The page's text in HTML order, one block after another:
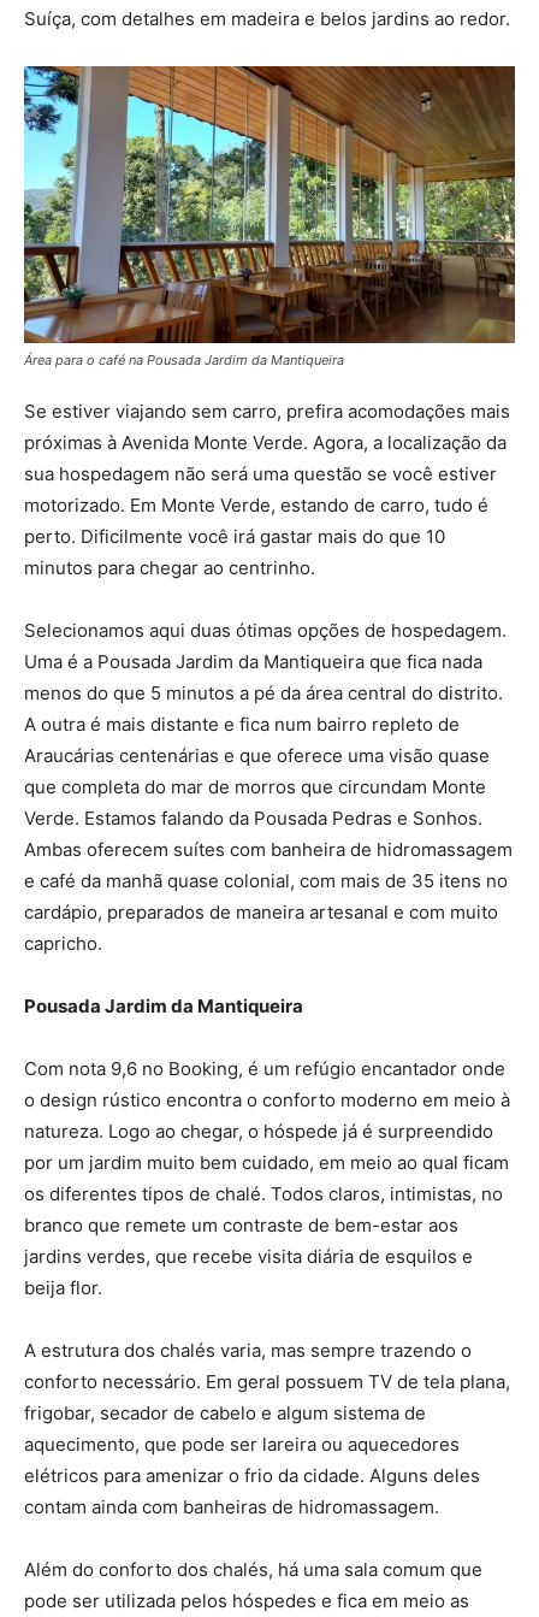
Suíça, com detalhes em madeira e belos jardins ao redor.
Área para o café na Pousada Jardim da Mantiqueira
Se estiver viajando sem carro, prefira acomodações mais
próximas à Avenida Monte Verde. Agora, a localização da
sua hospedagem não será uma questão se você estiver
motorizado. Em Monte Verde, estando de carro, tudo é
perto. Dificilmente você irá gastar mais do que 10
minutos para chegar ao centrinho.
Selecionamos aqui duas ótimas opções de hospedagem.
Uma é a Pousada Jardim da Mantiqueira que fica nada
menos do que 5 minutos a pé da área central do distrito.
A outra é mais distante e fica num bairro repleto de
Araucárias centenárias e que oferece uma visão quase
que completa do mar de morros que circundam Monte
Verde. Estamos falando da Pousada Pedras e Sonhos.
Ambas oferecem suítes com banheira de hidromassagem
e café da manhã quase colonial, com mais de 35 itens no
cardápio, preparados de maneira artesanal e com muito
capricho.
Pousada Jardim da Mantiqueira
Com nota 9,6 no Booking, é um refúgio encantador onde
o design rústico encontra o conforto moderno em meio à
natureza. Logo ao chegar, o hóspede já é surpreendido
por um jardim muito bem cuidado, em meio ao qual ficam
os diferentes tipos de chalé. Todos claros, intimistas, no
branco que remete um contraste de bem-estar aos
jardins verdes, que recebe visita diária de esquilos e
beija flor.
A estrutura dos chalés varia, mas sempre trazendo o
conforto necessário. Em geral possuem TV de tela plana,
frigobar, secador de cabelo e algum sistema de
aquecimento, que pode ser lareira ou aquecedores
elétricos para amenizar o frio da cidade. Alguns deles
contam ainda com banheiras de hidromassagem.
Além do conforto dos chalés, há uma sala comum que
pode ser utilizada pelos hóspedes e fica em meio as